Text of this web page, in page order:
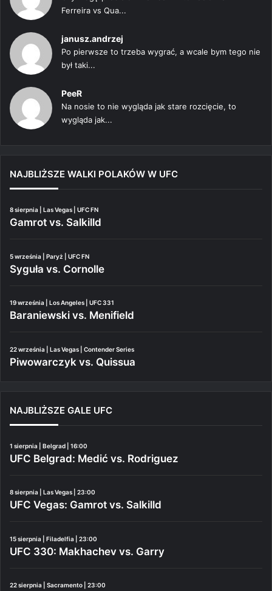
Ferreira vs Qua...
janusz.andrzej
Po pierwsze to trzeba wygrać, a wcale bym tego nie
był taki...
PeeR
Na nosie to nie wygląda jak stare rozcięcie, to
wygląda jak...
NAJBLIŻSZE WALKI POLAKÓW W UFC
8 sierpnia | Las Vegas | UFC FN
Gamrot vs. Salkilld
5 września | Paryż | UFC FN
Syguła vs. Cornolle
19 września | Los Angeles | UFC 331
Baraniewski vs. Menifield
22 września | Las Vegas | Contender Series
Piwowarczyk vs. Quissua
NAJBLIŻSZE GALE UFC
1 sierpnia | Belgrad | 16:00
UFC Belgrad: Medić vs. Rodriguez
8 sierpnia | Las Vegas | 23:00
UFC Vegas: Gamrot vs. Salkilld
15 sierpnia | Filadelfia | 23:00
UFC 330: Makhachev vs. Garry
22 sierpnia | Sacramento | 23:00